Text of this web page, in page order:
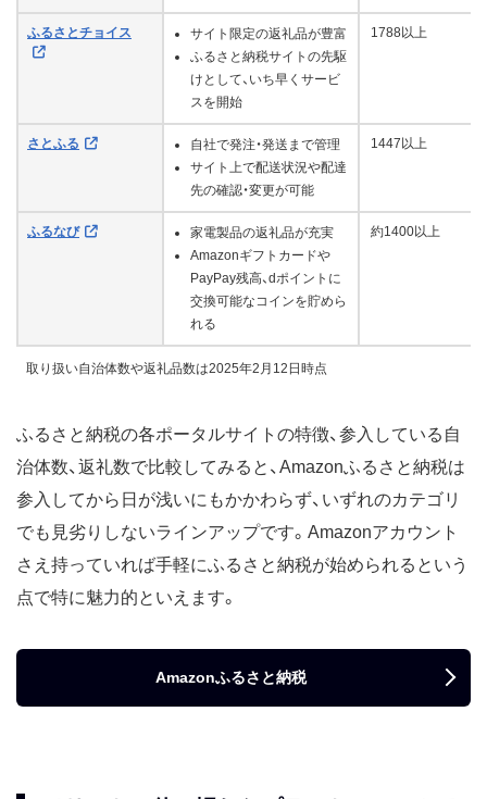
ふるさとチョイス
サイト限定の返礼品が豊富
ふるさと納税サイトの先駆
けとして、いち早くサービ
スを開始
1788以上
さとふる
自社で発注・発送まで管理
サイト上で配送状況や配達
先の確認・変更が可能
1447以上
ふるなび
家電製品の返礼品が充実
Amazonギフトカードや
PayPay残高、dポイントに
交換可能なコインを貯めら
れる
約1400以上
取り扱い自治体数や返礼品数は2025年2月12日時点
ふるさと納税の各ポータルサイトの特徴、参入している自
治体数、返礼数で比較してみると、Amazonふるさと納税は
参入してから日が浅いにもかかわらず、いずれのカテゴリ
でも見劣りしないラインアップです。Amazonアカウント
さえ持っていれば手軽にふるさと納税が始められるという
点で特に魅力的といえます。
Amazonふるさと納税